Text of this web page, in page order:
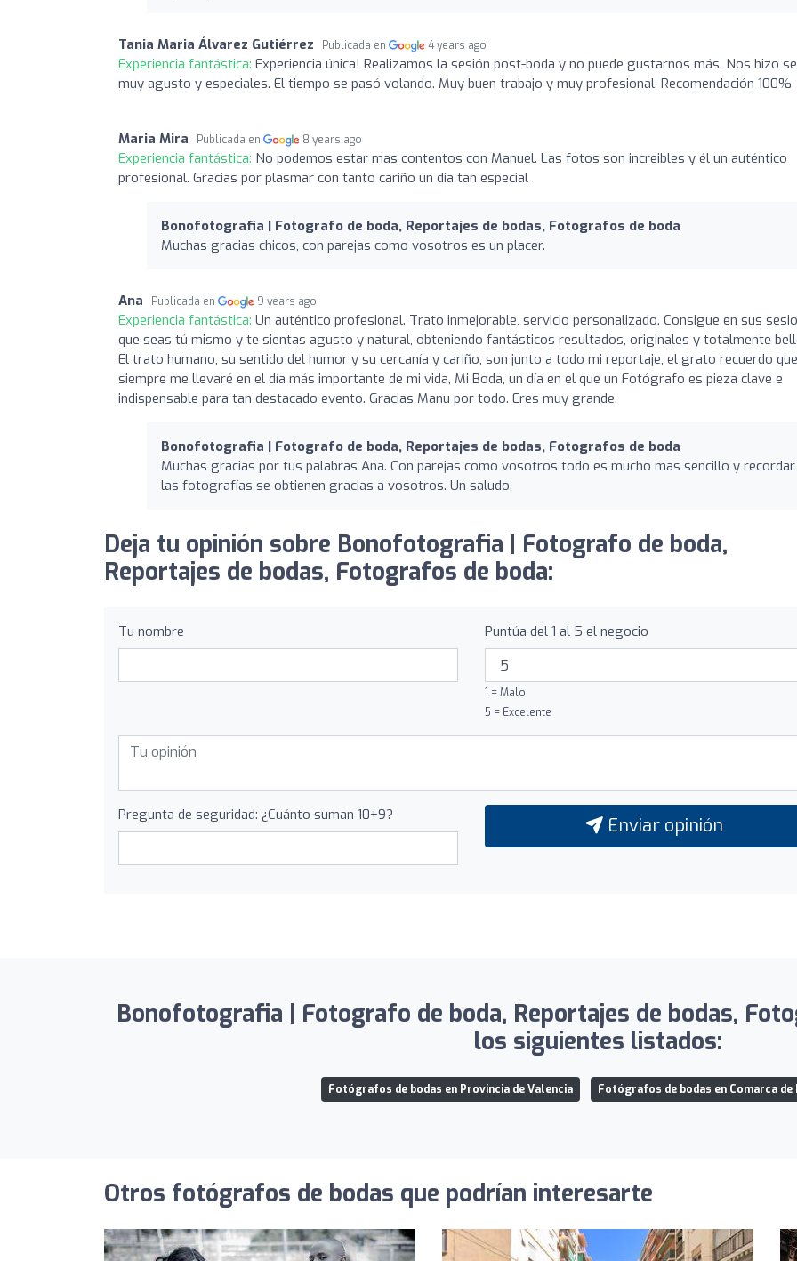
Tania Maria Álvarez Gutiérrez Publicada en 4 years ago
Experiencia fantástica: Experiencia única! Realizamos la sesión post-boda y no puede gustarnos más. Nos hizo
muy agusto y especiales. El tiempo se pasó volando. Muy buen trabajo y muy profesional. Recomendación 100%
Maria Mira Publicada en 8 years ago
Experiencia fantástica: No podemos estar mas contentos con Manuel. Las fotos son increibles y él un auténtico
profesional. Gracias por plasmar con tanto cariño un dia tan especial
Bonofotografia | Fotografo de boda, Reportajes de bodas, Fotografos de boda
Muchas gracias chicos, con parejas como vosotros es un placer.
Ana Publicada en 9 years ago
Experiencia fantástica: Un auténtico profesional. Trato inmejorable, servicio personalizado. Consigue en sus
que seas tú mismo y te sientas agusto y natural, obteniendo fantásticos resultados, originales y totalmente
El trato humano, su sentido del humor y su cercanía y cariño, son junto a todo mi reportaje, el grato recuerdo que
siempre me llevaré en el día más importante de mi vida, Mi Boda, un día en el que un Fotógrafo es pieza clave e
indispensable para tan destacado evento. Gracias Manu por todo. Eres muy grande.
Bonofotografia | Fotografo de boda, Reportajes de bodas, Fotografos de boda
Muchas gracias por tus palabras Ana. Con parejas como vosotros todo es mucho mas sencillo y
las fotografías se obtienen gracias a vosotros. Un saludo.
Deja tu opinión sobre Bonofotografia | Fotografo de boda,
Reportajes de bodas, Fotografos de boda:
Tu nombre Puntúa del 1 al 5 el negocio
1 = Malo
5 = Excelente
Pregunta de seguridad: ¿Cuánto suman 10+9? Enviar opinión
Bonofotografia | Fotografo de boda, Reportajes de bodas,
los siguientes listados:
Fotógrafos de bodas en Provincia de Valencia Fotógrafos de bodas en Comarca de
Otros fotógrafos de bodas que podrían interesarte